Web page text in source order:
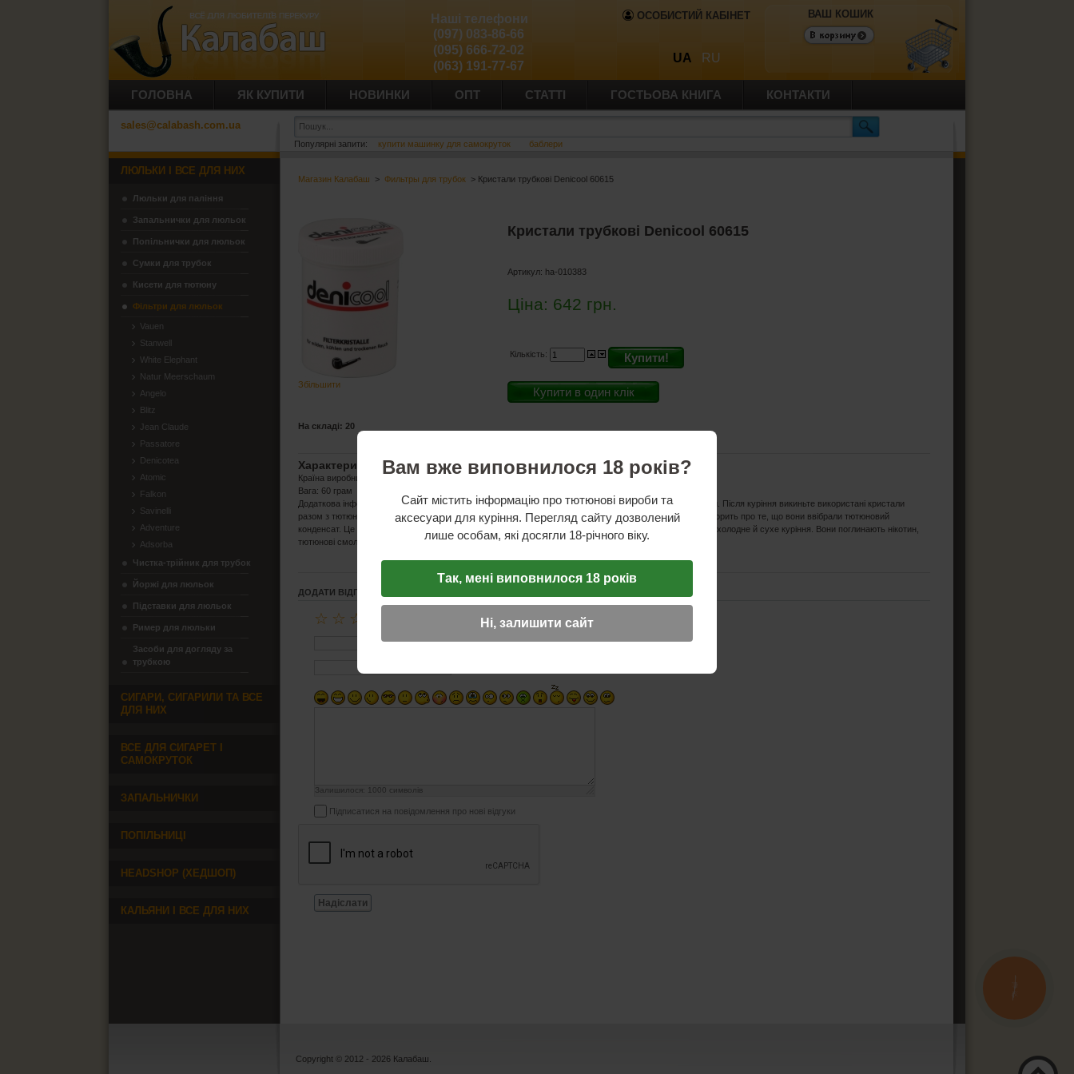
ОСОБИСТИЙ КАБІНЕТ
UA RU
Наші телефони
(097) 083-86-66
(095) 666-72-02
(063) 191-77-67
ВАШ КОШИК
ГОЛОВНА ЯК КУПИТИ НОВИНКИ ОПТ СТАТТІ ГОСТЬОВА КНИГА КОНТАКТИ
sales@calabash.com.ua
Популярні запити: купити машинку для самокруток баблери
Магазин Калабаш > Фильтры для трубок > Кристали трубкові Denicool 60615
Збільшити
Кристали трубкові Denicool 60615
Артикул: ha-010383
Ціна: 642 грн.
Кількість: Купити!
Купити в один клік
На складі: 20
Характеристики
Країна виробник: Німеччина
Вага: 60 грам
Додаткова інформація: Покладіть кілька кристалів на дно чаші, наповніть люльку тютюном, як зазвичай. Після куріння викиньте використані кристали
разом з тютюном. Ви побачите - кристали Denicool змінили свій колір, вони стали коричневими. Це говорить про те, що вони ввібрали тютюновий
конденсат. Це доводить їх високу здатність до абсорбування. Кристали Denicool гарантують м'яке, прохолодне й сухе куріння. Вони поглинають нікотин,
тютюнові смоли і зайву вологу.
ДОДАТИ ВІДГУК
☆
☆
☆
Ім'я (обов'язкове)
Залишилося: 1000 символів
Підписатися на повідомлення про нові відгуки
Надіслати
ЛЮЛЬКИ І ВСЕ ДЛЯ НИХ
Люльки для паління
Запальнички для люльок
Попільнички для люльок
Сумки для трубок
Кисети для тютюну
Фільтри для люльок
Vauen
Stanwell
White Elephant
Natur Meerschaum
Angelo
Blitz
Jean Claude
Passatore
Denicotea
Atomic
Falkon
Savinelli
Adventure
Adsorba
Чистка-трійник для трубок
Йоржі для люльок
Підставки для люльок
Ример для люльки
Засоби для догляду за
трубкою
СИГАРИ, СИГАРИЛИ ТА ВСЕ
ДЛЯ НИХ
ВСЕ ДЛЯ СИГАРЕТ І
САМОКРУТОК
ЗАПАЛЬНИЧКИ
ПОПІЛЬНИЦІ
HEADSHOP (ХЕДШОП)
КАЛЬЯНИ І ВСЕ ДЛЯ НИХ
Copyright © 2012 - 2026 Калабаш.
Вам вже виповнилося 18 років?
Сайт містить інформацію про тютюнові вироби та
аксесуари для куріння. Перегляд сайту дозволений
лише особам, які досягли 18-річного віку.
Так, мені виповнилося 18 років
Ні, залишити сайт
ЗВ'ЯЗКУ